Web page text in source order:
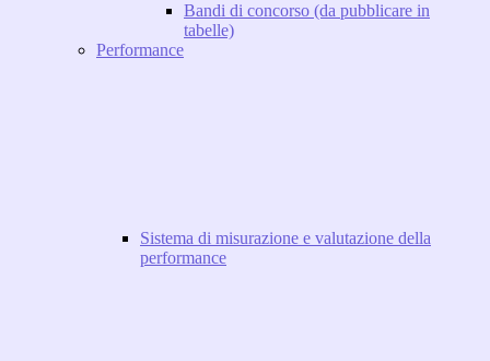
Bandi di concorso (da pubblicare in
tabelle)
Performance
Sistema di misurazione e valutazione della
performance